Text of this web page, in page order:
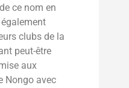
ce nom en
clubs de la
peut-être
aux
Nongo avec